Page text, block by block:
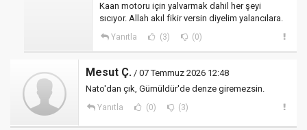
Kaan motoru için yalvarmak dahil her şeyi
sıcıyor. Allah akıl fikir versin diyelim yalancılara.
Yanıtla (3) (0)
Mesut Ç. / 07 Temmuz 2026 12:48
Nato'dan çık, Gümüldür'de denze giremezsin.
Yanıtla (0) (3)